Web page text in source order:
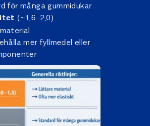
för många gummidukar
(~1,6–2,0)
mer fyllmedel eller